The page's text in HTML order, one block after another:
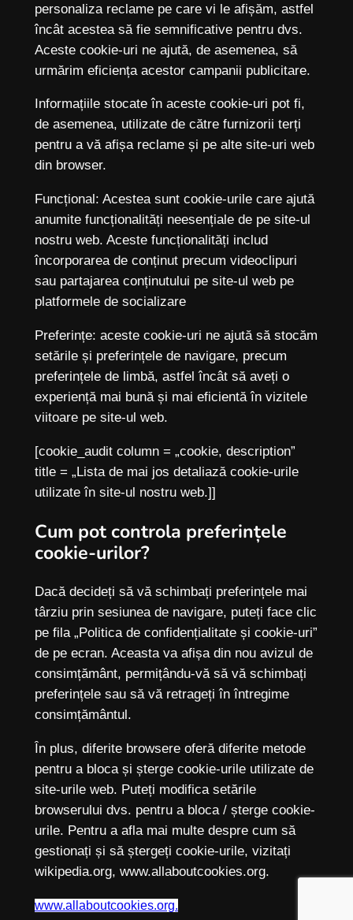
personaliza reclame pe care vi le afișăm, astfel
încât acestea să fie semnificative pentru dvs.
Aceste cookie-uri ne ajută, de asemenea, să
urmărim eficiența acestor campanii publicitare.
Informațiile stocate în aceste cookie-uri pot fi,
de asemenea, utilizate de către furnizorii terți
pentru a vă afișa reclame și pe alte site-uri web
din browser.
Funcțional: Acestea sunt cookie-urile care ajută
anumite funcționalități neesențiale de pe site-ul
nostru web. Aceste funcționalități includ
încorporarea de conținut precum videoclipuri
sau partajarea conținutului pe site-ul web pe
platformele de socializare
Preferințe: aceste cookie-uri ne ajută să stocăm
setările și preferințele de navigare, precum
preferințele de limbă, astfel încât să aveți o
experiență mai bună și mai eficientă în vizitele
viitoare pe site-ul web.
[cookie_audit column = „cookie, description”
title = „Lista de mai jos detaliază cookie-urile
utilizate în site-ul nostru web.]]
Cum pot controla preferințele
cookie-urilor?
Dacă decideți să vă schimbați preferințele mai
târziu prin sesiunea de navigare, puteți face clic
pe fila „Politica de confidențialitate și cookie-uri”
de pe ecran. Aceasta va afișa din nou avizul de
consimțământ, permițându-vă să vă schimbați
preferințele sau să vă retrageți în întregime
consimțământul.
În plus, diferite browsere oferă diferite metode
pentru a bloca și șterge cookie-urile utilizate de
site-urile web. Puteți modifica setările
browserului dvs. pentru a bloca / șterge cookie-
urile. Pentru a afla mai multe despre cum să
gestionați și să ștergeți cookie-urile, vizitați
wikipedia.org, www.allaboutcookies.org.
www.allaboutcookies.org.